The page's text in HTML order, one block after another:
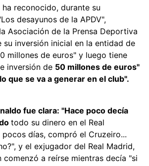
reconocido, durante su
desayunos de la APDV",
Asociación de la Prensa Deportiva
su inversión inicial en la entidad de
millones de euros" y luego tiene
inversión de 50 millones de euros"
que se va a generar en el club".
fue clara: "Hace poco decía
todo su dinero en el Real
días, compró el Cruzeiro...
y el exjugador del Real Madrid,
comenzó a reírse mientras decía "si